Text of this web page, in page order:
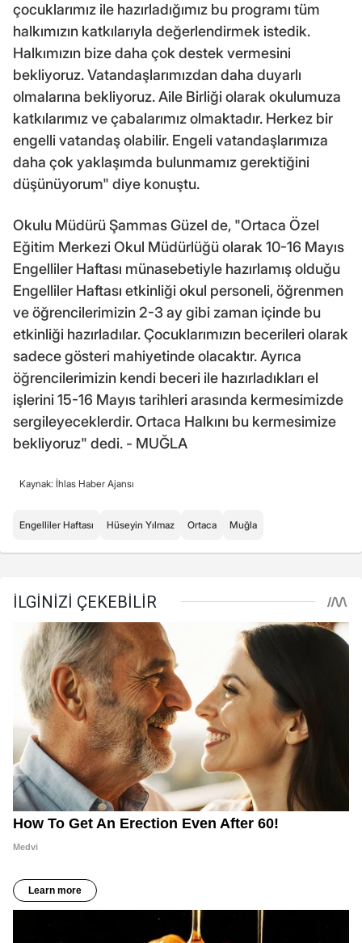
çocuklarımız ile hazırladığımız bu programı tüm
halkımızın katkılarıyla değerlendirmek istedik.
Halkımızın bize daha çok destek vermesini
bekliyoruz. Vatandaşlarımızdan daha duyarlı
olmalarına bekliyoruz. Aile Birliği olarak okulumuza
katkılarımız ve çabalarımız olmaktadır. Herkez bir
engelli vatandaş olabilir. Engeli vatandaşlarımıza
daha çok yaklaşımda bulunmamız gerektiğini
düşünüyorum" diye konuştu.
Okulu Müdürü Şammas Güzel de, "Ortaca Özel
Eğitim Merkezi Okul Müdürlüğü olarak 10-16 Mayıs
Engelliler Haftası münasebetiyle hazırlamış olduğu
Engelliler Haftası etkinliği okul personeli, öğrenmen
ve öğrencilerimizin 2-3 ay gibi zaman içinde bu
etkinliği hazırladılar. Çocuklarımızın becerileri olarak
sadece gösteri mahiyetinde olacaktır. Ayrıca
öğrencilerimizin kendi beceri ile hazırladıkları el
işlerini 15-16 Mayıs tarihleri arasında kermesimizde
sergileyeceklerdir. Ortaca Halkını bu kermesimize
bekliyoruz" dedi. - MUĞLA
Kaynak: İhlas Haber Ajansı
Engelliler Haftası Hüseyin Yılmaz Ortaca Muğla